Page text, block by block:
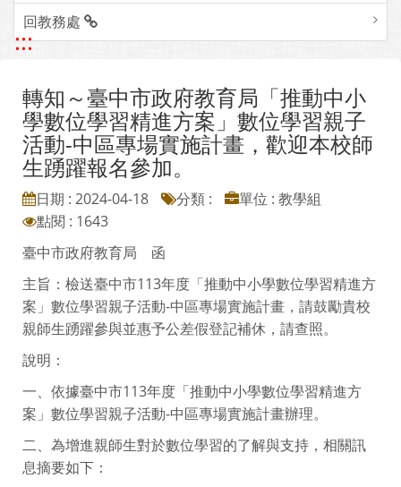
回教務處
:::
轉知～臺中市政府教育局「推動中小
學數位學習精進方案」數位學習親子
活動-中區專場實施計畫，歡迎本校師
生踴躍報名參加。
日期 : 2024-04-18 分類 :
單位 : 教學組
點閱 : 1643
臺中市政府教育局 函
主旨：檢送臺中市113年度「推動中小學數位學習精進方
案」數位學習親子活動-中區專場實施計畫，請鼓勵貴校
親師生踴躍參與並惠予公差假登記補休，請查照。
說明：
一、依據臺中市113年度「推動中小學數位學習精進方
案」數位學習親子活動-中區專場實施計畫辦理。
二、為增進親師生對於數位學習的了解與支持，相關訊
息摘要如下：